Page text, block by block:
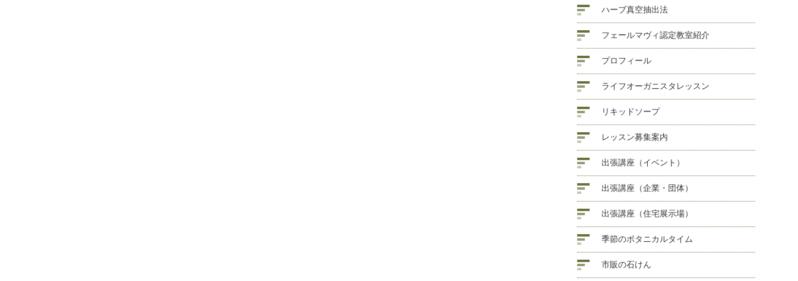
ハーブ真空抽出法
フェールマヴィ認定教室紹介
プロフィール
ライフオーガニスタレッスン
リキッドソープ
レッスン募集案内
出張講座（イベント）
出張講座（企業・団体）
出張講座（住宅展示場）
季節のボタニカルタイム
市販の石けん